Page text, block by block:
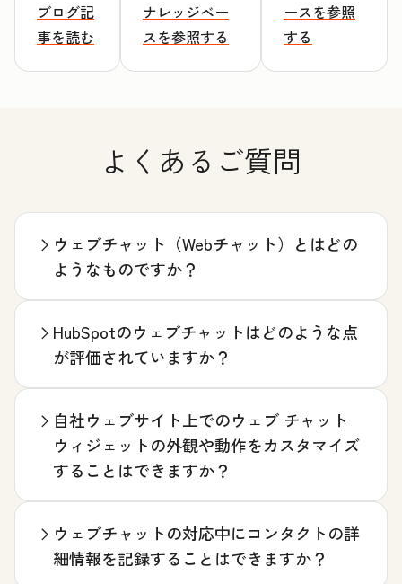
ブログ記
事を読む
ナレッジベー
スを参照する
ースを参照
する
よくあるご質問
ウェブチャット（Webチャット）とはどの
ようなものですか？
HubSpotのウェブチャットはどのような点
が評価されていますか？
自社ウェブサイト上でのウェブ チャット
ウィジェットの外観や動作をカスタマイズ
することはできますか？
ウェブチャットの対応中にコンタクトの詳
細情報を記録することはできますか？